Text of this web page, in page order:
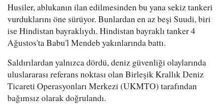
Husiler, ablukanın ilan edilmesinden bu yana sekiz tankeri
vurduklarını öne sürüyor. Bunlardan en az beşi Suudi, biri
ise Hindistan bayraklıydı. Hindistan bayraklı tanker 4
Ağustos'ta Babu'l Mendeb yakınlarında battı.
Saldırılardan yalnızca dördü, deniz güvenliği olaylarında
uluslararası referans noktası olan Birleşik Krallık Deniz
Ticareti Operasyonları Merkezi (UKMTO) tarafından
bağımsız olarak doğrulandı.